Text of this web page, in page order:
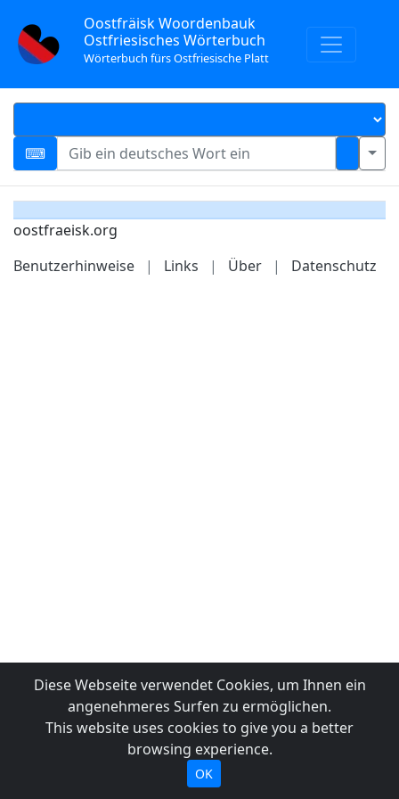
Oostfräisk Woordenbauk
Ostfriesisches Wörterbuch
Wörterbuch fürs Ostfriesische Platt
oostfraeisk.org
Benutzerhinweise
| Links | Über | Datenschutz
Diese Webseite verwendet Cookies, um Ihnen ein
angenehmeres Surfen zu ermöglichen.
This website uses cookies to give you a better
browsing experience.
OK